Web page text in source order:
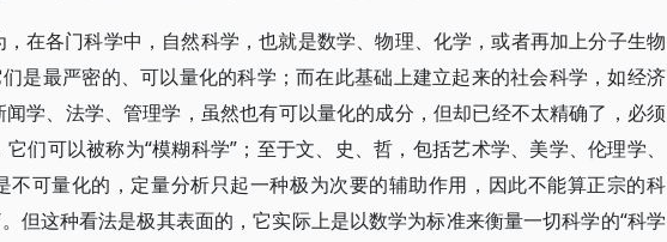
在各门科学中，自然科学，也就是数学、物理、化学，或者再加上分子生物
是最严密的、可以量化的科学；而在此基础上建立起来的社会科学，如经济
学、法学、管理学，虽然也有可以量化的成分，但却已经不太精确了，必须
们可以被称为“模糊科学”；至于文、史、哲，包括艺术学、美学、伦理学、
不可量化的，定量分析只起一种极为次要的辅助作用，因此不能算正宗的科
但这种看法是极其表面的，它实际上是以数学为标准来衡量一切科学的“科学